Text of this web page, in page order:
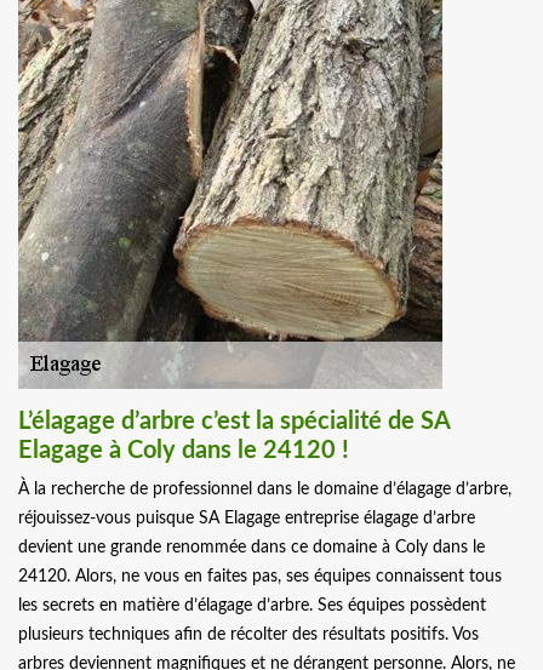
L’élagage d’arbre c’est la spécialité de SA
Elagage à Coly dans le 24120 !
À la recherche de professionnel dans le domaine d’élagage d’arbre,
réjouissez-vous puisque SA Elagage entreprise élagage d’arbre
devient une grande renommée dans ce domaine à Coly dans le
24120. Alors, ne vous en faites pas, ses équipes connaissent tous
les secrets en matière d’élagage d’arbre. Ses équipes possèdent
plusieurs techniques afin de récolter des résultats positifs. Vos
arbres deviennent magnifiques et ne dérangent personne. Alors, ne